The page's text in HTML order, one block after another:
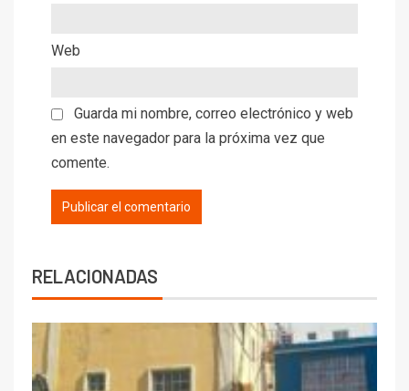
Web
Guarda mi nombre, correo electrónico y web
en este navegador para la próxima vez que
comente.
RELACIONADAS